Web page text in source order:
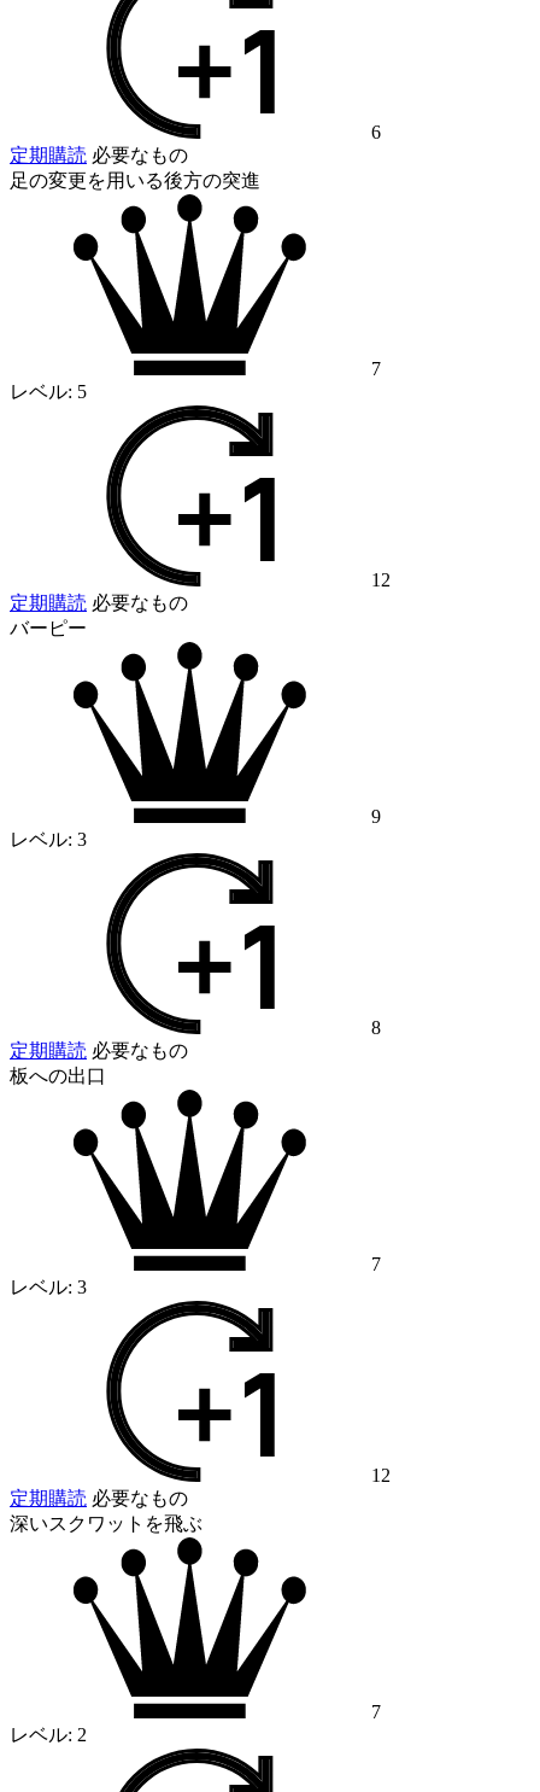
6
定期購読 必要なもの
足の変更を用いる後方の突進
7
レベル: 5
12
定期購読 必要なもの
バーピー
9
レベル: 3
8
定期購読 必要なもの
板への出口
7
レベル: 3
12
定期購読 必要なもの
深いスクワットを飛ぶ
7
レベル: 2